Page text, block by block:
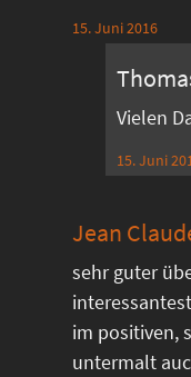
15. Juni 2016
Vielen
15. Juni
Jean
sehr guter
im positiven,
untermalt